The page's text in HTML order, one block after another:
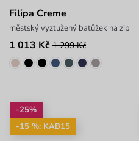
Filipa Creme
městský vyztužený batůžek na zip
1 013 Kč 1 299 Kč
-25%
-15 %: KAB15